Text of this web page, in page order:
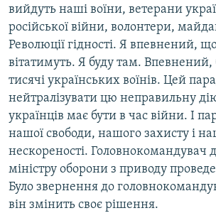
вийдуть наші воїни, ветерани
російської війни, волонтери,
Революції гідності. Я впевнений,
вітатимуть. Я буду там. Впевнений,
тисячі українських воїнів. Цей
нейтралізувати цю неправильну
українців має бути в час війни. І
нашої свободи, нашого захисту і
нескореності. Головнокомандувач
міністру оборони з приводу
Було звернення до
він змінить своє рішення.